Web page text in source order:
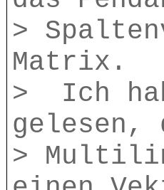
>
Matrix.
> Ich
gelesen,
>